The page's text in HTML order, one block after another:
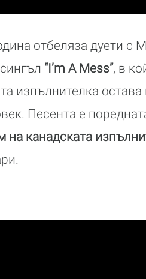
отбеляза дуети с
“I’m A Mess”, в
изпълнителка остава
Песента е
канадската